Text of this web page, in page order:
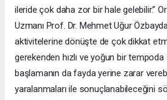
ileride çok daha zor bir hale gelebilir.”
Uzmanı Prof. Dr. Mehmet Uğur
aktivitelerine dönüşte de çok dikkat
gerekenden hızlı ve yoğun bir
başlamanın da fayda yerine zarar
yaralanmaları ile sonuçlanabileceğini